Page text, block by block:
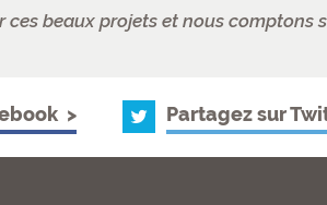
beaux projets et nous comptons
Partagez sur